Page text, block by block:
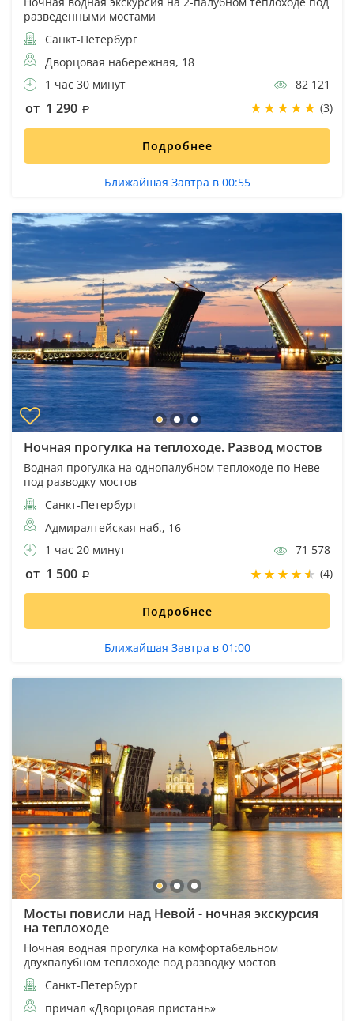
разведенными мостами
Санкт-Петербург
Дворцовая набережная, 18
1 час 30 минут
82 121
от 1 290 (3)
Подробнее
Ближайшая Завтра в 00:55
Ночная прогулка на теплоходе. Развод мостов
Водная прогулка на однопалубном теплоходе по Неве
под разводку мостов
Санкт-Петербург
Адмиралтейская наб., 16
1 час 20 минут
71 578
от 1 500 (4)
Подробнее
Ближайшая Завтра в 01:00
Мосты повисли над Невой - ночная экскурсия
на теплоходе
Ночная водная прогулка на комфортабельном
двухпалубном теплоходе под разводку мостов
Санкт-Петербург
причал «Дворцовая пристань»